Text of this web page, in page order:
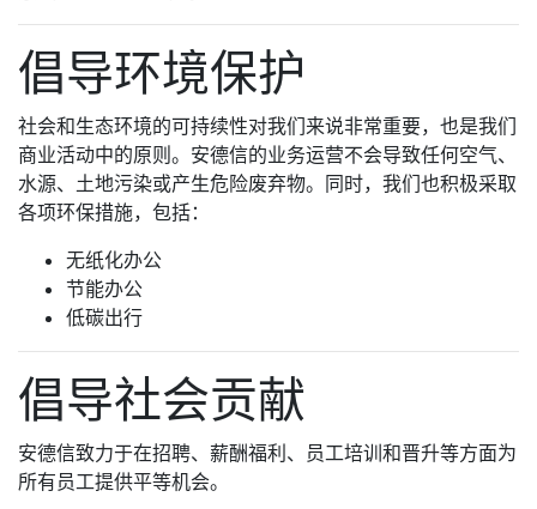
倡导环境保护
社会和生态环境的可持续性对我们来说非常重要，也是我们
商业活动中的原则。安德信的业务运营不会导致任何空气、
水源、土地污染或产生危险废弃物。同时，我们也积极采取
各项环保措施，包括：
无纸化办公
节能办公
低碳出行
倡导社会贡献
安德信致力于在招聘、薪酬福利、员工培训和晋升等方面为
所有员工提供平等机会。